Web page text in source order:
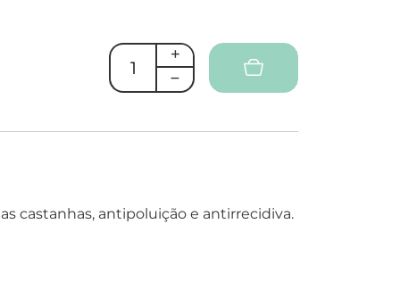
castanhas, antipoluição e antirrecidiva.